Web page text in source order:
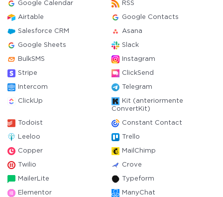
Google Calendar RSS
Airtable Google Contacts
Salesforce CRM Asana
Google Sheets Slack
BulkSMS Instagram
Stripe ClickSend
Intercom Telegram
ClickUp
Kit (anteriormente
ConvertKit)
Todoist Constant Contact
Leeloo Trello
Copper MailChimp
Twilio Crove
MailerLite Typeform
Elementor ManyChat